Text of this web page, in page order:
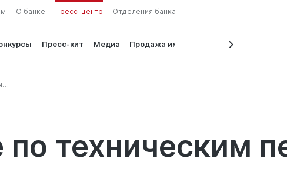
О банке Пресс-центр Отделения банка
Пресс-кит Медиа Продажа имущества
техническим